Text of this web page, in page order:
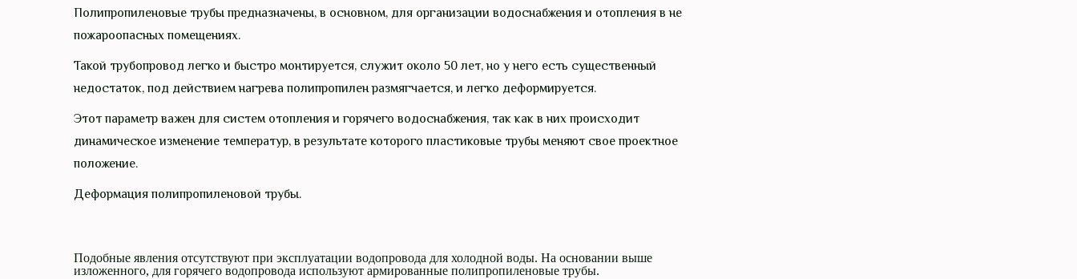
Полипропиленовые трубы предназначены, в основном, для организации водоснабжения и отопления в не
пожароопасных помещениях.
Такой трубопровод легко и быстро монтируется, служит около 50 лет, но у него есть существенный
недостаток, под действием нагрева полипропилен размягчается, и легко деформируется.
Этот параметр важен для систем отопления и горячего водоснабжения, так как в них происходит
динамическое изменение температур, в результате которого пластиковые трубы меняют свое проектное
положение.
Деформация полипропиленовой трубы.
Подобные явления отсутствуют при эксплуатации водопровода для холодной воды. На основании выше
изложенного, для горячего водопровода используют армированные полипропиленовые трубы.